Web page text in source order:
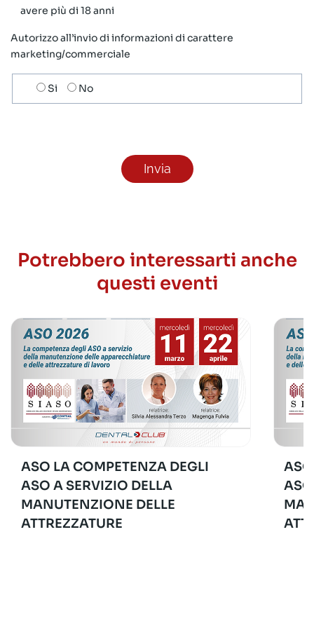
avere più di 18 anni
Autorizzo all’invio di informazioni di carattere
marketing/commerciale
Scelta
invio
Si No
Potrebbero interessarti anche
questi eventi
ASO LA COMPETENZA DEGLI
ASO A SERVIZIO DELLA
MANUTENZIONE DELLE
ATTREZZATURE